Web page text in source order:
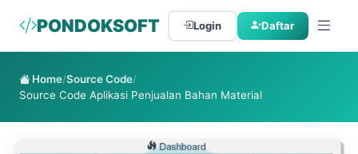
PONDOKSOFT Login Daftar
Home/Source Code/
Source Code Aplikasi Penjualan Bahan Material